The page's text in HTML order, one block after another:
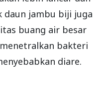
daun jambu biji juga
buang air besar
bakteri
diare.